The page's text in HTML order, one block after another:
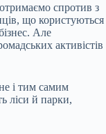
спротив з
що користуються
Але
активістів
і тим самим
ліси й парки,